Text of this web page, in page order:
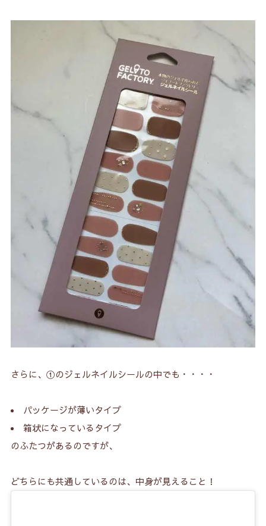
さらに、①のジェルネイルシールの中でも・・・・
パッケージが薄いタイプ
箱状になっているタイプ
のふたつがあるのですが、
どちらにも共通しているのは、中身が見えること！